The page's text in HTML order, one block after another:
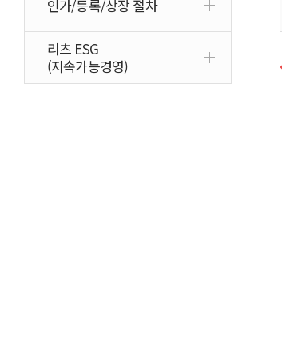
인가/등록/상장 절차
리츠 ESG
(지속가능경영)